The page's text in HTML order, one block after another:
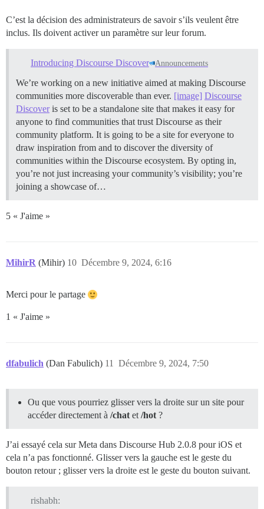
C’est la décision des administrateurs de savoir s’ils veulent être
inclus. Ils doivent activer un paramètre sur leur forum.
Introducing Discourse Discover Announcements
We’re working on a new initiative aimed at making Discourse
communities more discoverable than ever. [image] Discourse
Discoveris set to be a standalone site that makes it easy for
anyone to find communities that trust Discourse as their
community platform. It is going to be a site for everyone to
draw inspiration from and to discover the diversity of
communities within the Discourse ecosystem. By opting in,
you’re not just increasing your community’s visibility; you’re
joining a showcase of…
5 « J'aime »
MihirR (Mihir) Décembre 9, 2024, 6:16
10
Merci pour le partage
1 « J'aime »
dfabulich (Dan Fabulich) Décembre 9, 2024, 7:50
11
Ou que vous pourriez glisser vers la droite sur un site pour
accéder directement à /chat et /hot ?
J’ai essayé cela sur Meta dans Discourse Hub 2.0.8 pour iOS et
cela n’a pas fonctionné. Glisser vers la gauche est le geste du
bouton retour ; glisser vers la droite est le geste du bouton suivant.
rishabh: